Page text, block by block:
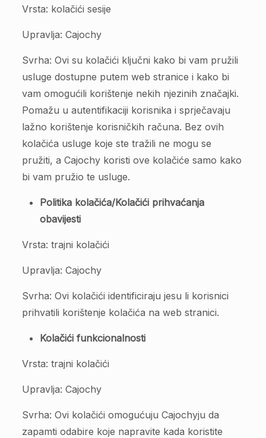
Vrsta: kolačići sesije
Upravlja: Cajochy
Svrha: Ovi su kolačići ključni kako bi vam pružili
usluge dostupne putem web stranice i kako bi
vam omogućili korištenje nekih njezinih značajki.
Pomažu u autentifikaciji korisnika i sprječavaju
lažno korištenje korisničkih računa. Bez ovih
kolačića usluge koje ste tražili ne mogu se
pružiti, a Cajochy koristi ove kolačiće samo kako
bi vam pružio te usluge.
Politika kolačića/Kolačići prihvaćanja
obavijesti
Vrsta: trajni kolačići
Upravlja: Cajochy
Svrha: Ovi kolačići identificiraju jesu li korisnici
prihvatili korištenje kolačića na web stranici.
Kolačići funkcionalnosti
Vrsta: trajni kolačići
Upravlja: Cajochy
Svrha: Ovi kolačići omogućuju Cajochyju da
zapamti odabire koje napravite kada koristite